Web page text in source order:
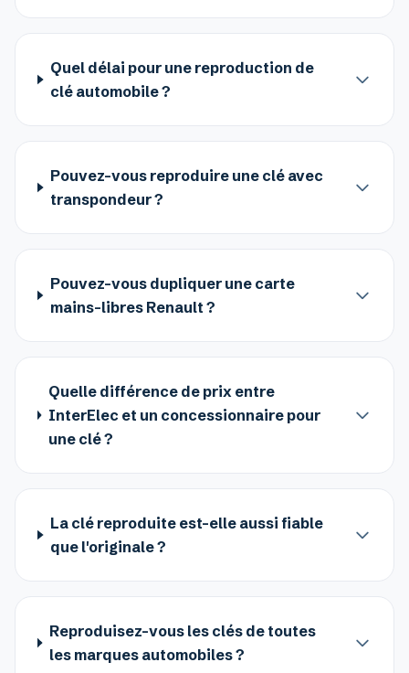
Quel délai pour une reproduction de
clé automobile ?
Pouvez-vous reproduire une clé avec
transpondeur ?
Pouvez-vous dupliquer une carte
mains-libres Renault ?
Quelle différence de prix entre
InterElec et un concessionnaire pour
une clé ?
La clé reproduite est-elle aussi fiable
que l'originale ?
Reproduisez-vous les clés de toutes
les marques automobiles ?